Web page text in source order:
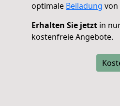
optimale Beiladung von
Erhalten Sie jetzt in
kostenfreie Angebote.